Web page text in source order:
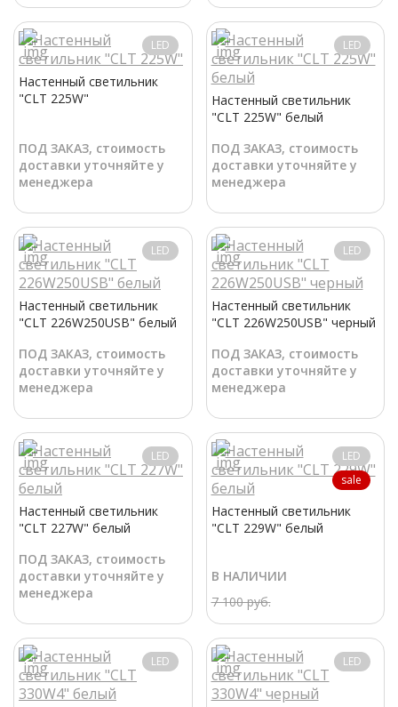
LED
Настенный светильник
"CLT 225W"
ПОД ЗАКАЗ, стоимость
доставки уточняйте у
менеджера
LED
Настенный светильник
"CLT 225W" белый
ПОД ЗАКАЗ, стоимость
доставки уточняйте у
менеджера
LED
Настенный светильник
"CLT 226W250USB" белый
ПОД ЗАКАЗ, стоимость
доставки уточняйте у
менеджера
LED
Настенный светильник
"CLT 226W250USB" черный
ПОД ЗАКАЗ, стоимость
доставки уточняйте у
менеджера
LED
Настенный светильник
"CLT 227W" белый
ПОД ЗАКАЗ, стоимость
доставки уточняйте у
менеджера
LED
sale
Настенный светильник
"CLT 229W" белый
В НАЛИЧИИ
7 100 руб.
LED LED